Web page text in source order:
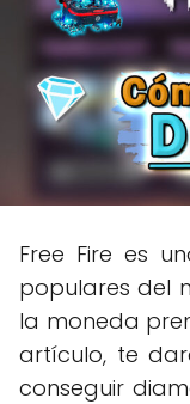
Free Fire es
populares del
la moneda
artículo, te
conseguir